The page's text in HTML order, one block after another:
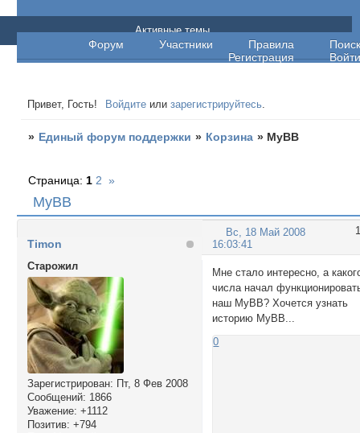
Единый форум поддержки
Форум Участники Правила
Поиск
Регистрация
Войти
Активные темы
Привет, Гость! Войдите илизарегистрируйтесь.
» Единый форум поддержки » Корзина » MyBB
MyBB
Страница: 1 2 »
1
Вс, 18 Май 2008
16:03:41
Timon
Cтарожил
Зарегистрирован: Пт, 8 Фев 2008
Сообщений: 1866
Уважение: +1112
Позитив: +794
Мне стало интересно, а
числа начал
наш MyBB? Хочется узнать
историю MyBB...
0